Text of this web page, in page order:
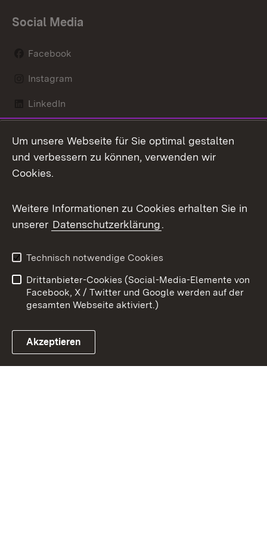
Social Media
Facebook
Instagram
LinkedIn
X / Twitter
Youtube
Link zum Landesportal
Kontakt
Datenschutz
Barrierefreiheit
Impressum
Cookies
Um unsere Webseite für Sie optimal gestalten
und verbessern zu können, verwenden wir
Cookies.
Weitere Informationen zu Cookies erhalten Sie in
unserer Datenschutzerklärung.
Technisch notwendige Cookies
Drittanbieter-Cookies (Social-Media-Elemente von
Facebook, X / Twitter und Google werden auf der
gesamten Webseite aktiviert.)
Akzeptieren